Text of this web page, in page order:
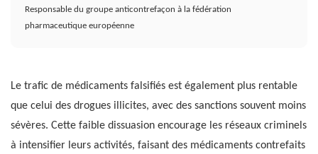
Responsable du groupe anticontrefaçon à la fédération
pharmaceutique européenne
Le trafic de médicaments falsifiés est également plus rentable
que celui des drogues illicites, avec des sanctions souvent moins
sévères. Cette faible dissuasion encourage les réseaux criminels
à intensifier leurs activités, faisant des médicaments contrefaits